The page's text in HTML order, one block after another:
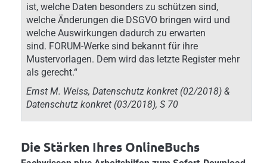
ist, welche Daten besonders zu schützen sind,
welche Änderungen die DSGVO bringen wird und
welche Auswirkungen dadurch zu erwarten
sind. FORUM-Werke sind bekannt für ihre
Mustervorlagen. Dem wird das letzte Register mehr
als gerecht.“
Ernst M. Weiss, Datenschutz konkret (02/2018) &
Datenschutz konkret (03/2018), S 70
Die Stärken Ihres OnlineBuchs